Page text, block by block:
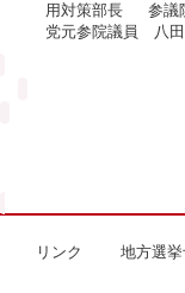
用対策部長 参議
党元参院議員 八田
リンク 地方選